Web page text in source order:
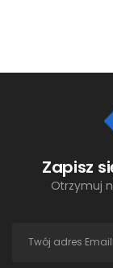
Zapisz
Otrzymuj